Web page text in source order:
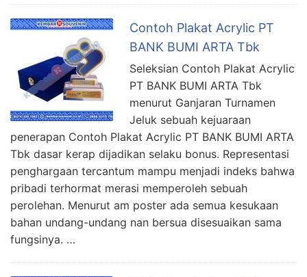
Contoh Plakat Acrylic PT
BANK BUMI ARTA Tbk
Seleksian Contoh Plakat Acrylic
PT BANK BUMI ARTA Tbk
menurut Ganjaran Turnamen
Jeluk sebuah kejuaraan
penerapan Contoh Plakat Acrylic PT BANK BUMI ARTA
Tbk dasar kerap dijadikan selaku bonus. Representasi
penghargaan tercantum mampu menjadi indeks bahwa
pribadi terhormat merasi memperoleh sebuah
perolehan. Menurut am poster ada semua kesukaan
bahan undang-undang nan bersua disesuaikan sama
fungsinya. …